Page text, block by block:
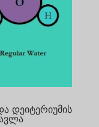
დეიტერიუმის